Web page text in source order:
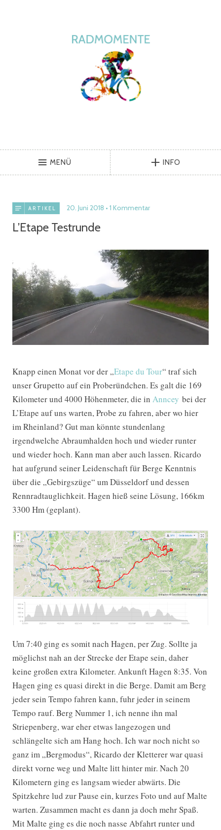
MENÜ INFO
ARTIKEL 20. Juni 2018 1 Kommentar
L’Etape Testrunde
Knapp einen Monat vor der „Etape du Tour“ traf sich
unser Grupetto auf ein Proberündchen. Es galt die 169
Kilometer und 4000 Höhenmeter, die in Anncey bei der
L’Etape auf uns warten, Probe zu fahren, aber wo hier
im Rheinland? Gut man könnte stundenlang
irgendwelche Abraumhalden hoch und wieder runter
und wieder hoch. Kann man aber auch lassen. Ricardo
hat aufgrund seiner Leidenschaft für Berge Kenntnis
über die „Gebirgszüge“ um Düsseldorf und dessen
Rennradtauglichkeit. Hagen hieß seine Lösung, 166km
3300 Hm (geplant).
Um 7:40 ging es somit nach Hagen, per Zug. Sollte ja
möglichst nah an der Strecke der Etape sein, daher
keine großen extra Kilometer. Ankunft Hagen 8:35. Von
Hagen ging es quasi direkt in die Berge. Damit am Berg
jeder sein Tempo fahren kann, fuhr jeder in seinem
Tempo rauf. Berg Nummer 1, ich nenne ihn mal
Striepenberg, war eher etwas langezogen und
schlängelte sich am Hang hoch. Ich war noch nicht so
ganz im „Bergmodus“, Ricardo der Kletterer war quasi
direkt vorne weg und Malte litt hinter mir. Nach 20
Kilometern ging es langsam wieder abwärts. Die
Spitzkehre lud zur Pause ein, kurzes Foto und auf Malte
warten. Zusammen macht es dann ja doch mehr Spaß.
Mit Malte ging es die noch nasse Abfahrt runter und